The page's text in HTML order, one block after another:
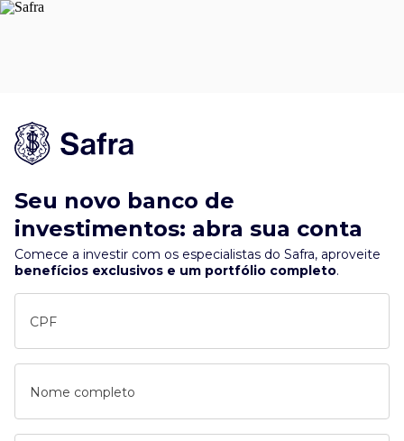
Seu novo banco de
investimentos: abra sua conta
Comece a investir com os especialistas do Safra, aproveite
benefícios exclusivos e um portfólio completo.
CPF
Nome completo